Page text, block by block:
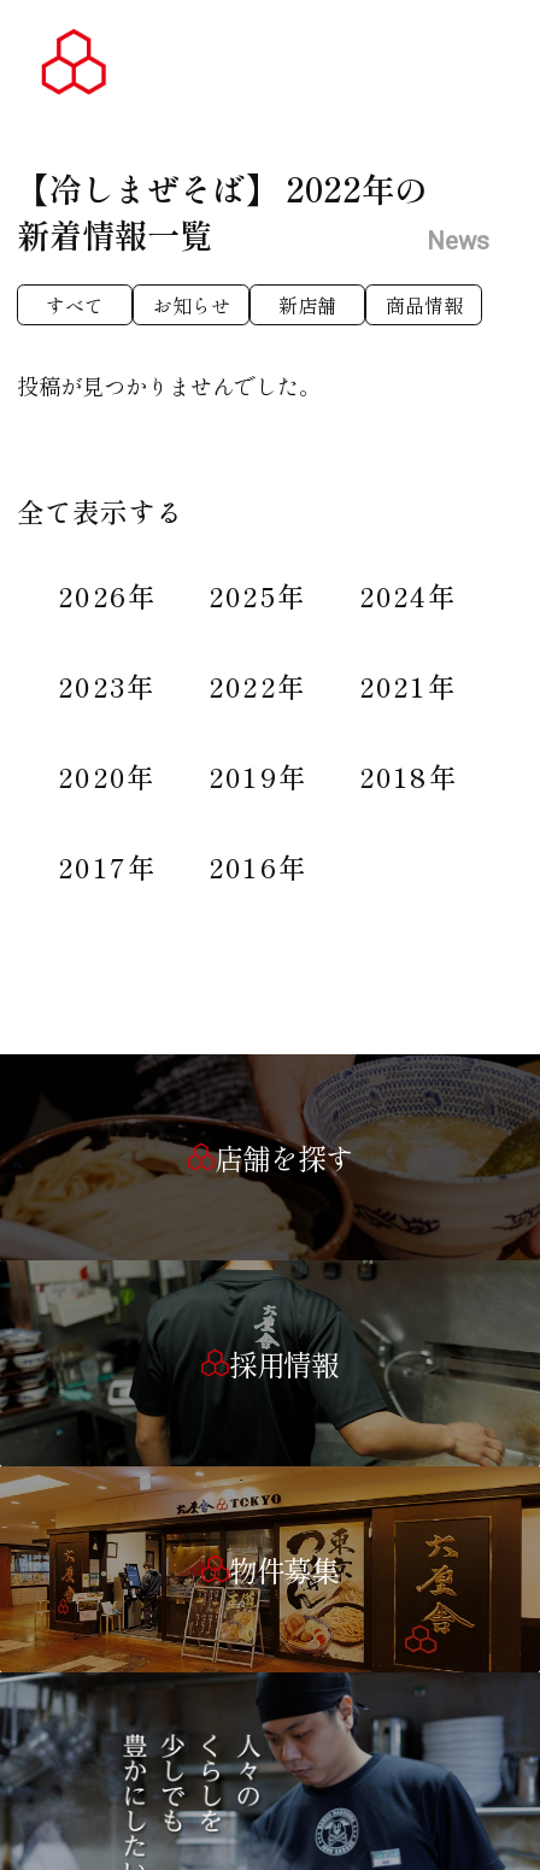
【冷しまぜそば】 2022年の
新着情報一覧
News
すべて お知らせ 新店舗 商品情報
投稿が見つかりませんでした。
全て表示する
2026年 2025年 2024年
2023年 2022年 2021年
2020年 2019年 2018年
2017年 2016年
店舗を探す
採用情報
物件募集